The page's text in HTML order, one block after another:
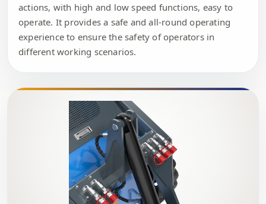
actions, with high and low speed functions, easy to
operate. It provides a safe and all-round operating
experience to ensure the safety of operators in
different working scenarios.